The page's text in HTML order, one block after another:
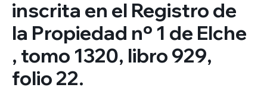
inscrita en el Registro de
la Propiedad nº 1 de Elche
, tomo 1320, libro 929,
folio 22.